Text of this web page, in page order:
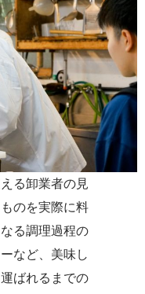
る卸業者の見
のを実際に料
る調理過程の
など、美味し
ばれるまでの